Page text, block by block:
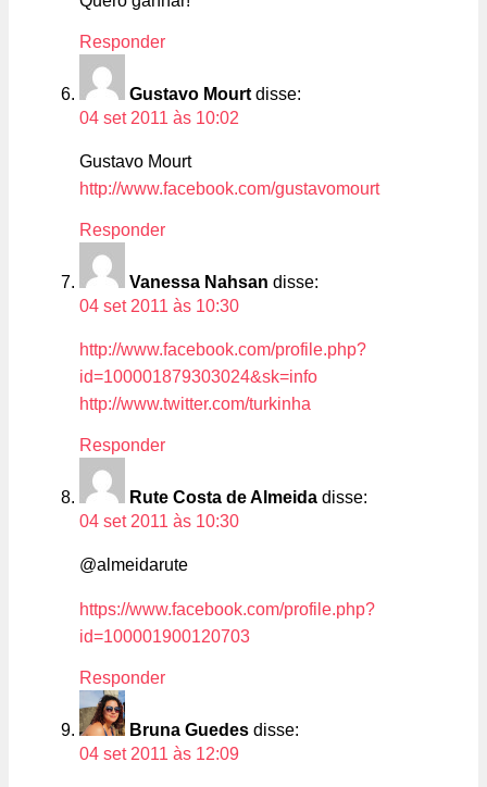
Responder
Gustavo Mourt disse:
04 set 2011 às 10:02
Gustavo Mourt
http://www.facebook.com/gustavomourt
Responder
Vanessa Nahsan disse:
04 set 2011 às 10:30
http://www.facebook.com/profile.php?
id=100001879303024&sk=info
http://www.twitter.com/turkinha
Responder
Rute Costa de Almeida disse:
04 set 2011 às 10:30
@almeidarute
https://www.facebook.com/profile.php?
id=100001900120703
Responder
Bruna Guedes disse:
04 set 2011 às 12:09